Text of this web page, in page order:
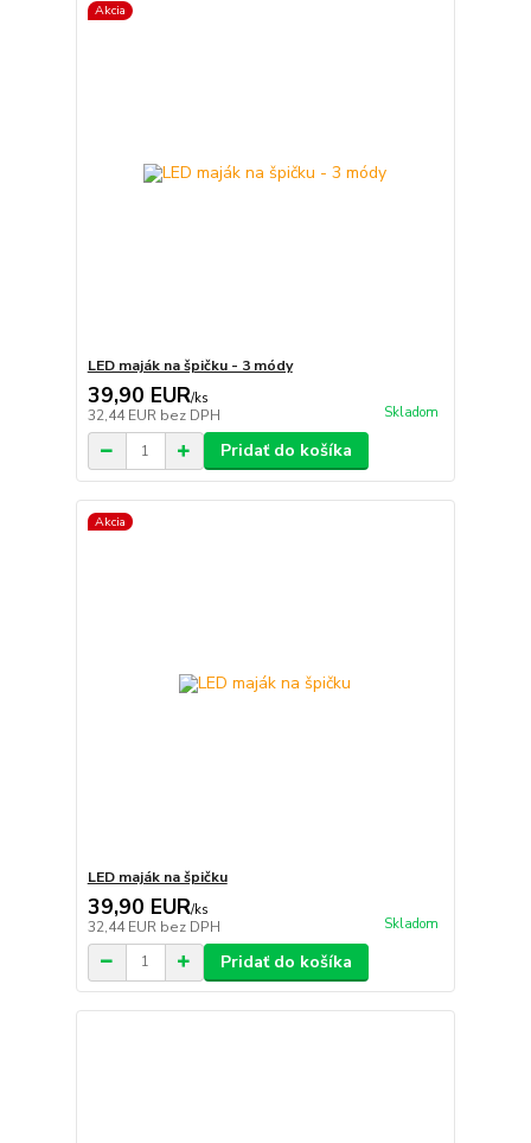
Akcia
LED maják na špičku - 3 módy
39,90 EUR/ks
32,44 EUR bez DPH Skladom
Pridať do košíka
Akcia
LED maják na špičku
39,90 EUR/ks
32,44 EUR bez DPH Skladom
Pridať do košíka